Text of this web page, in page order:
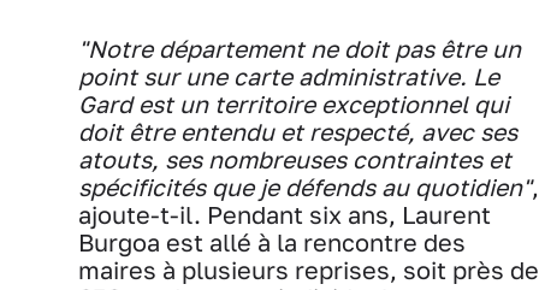
"Notre département ne doit pas être un
point sur une carte administrative. Le
Gard est un territoire exceptionnel qui
doit être entendu et respecté, avec ses
atouts, ses nombreuses contraintes et
spécificités que je défends au quotidien",
ajoute-t-il. Pendant six ans, Laurent
Burgoa est allé à la rencontre des
maires à plusieurs reprises, soit près de